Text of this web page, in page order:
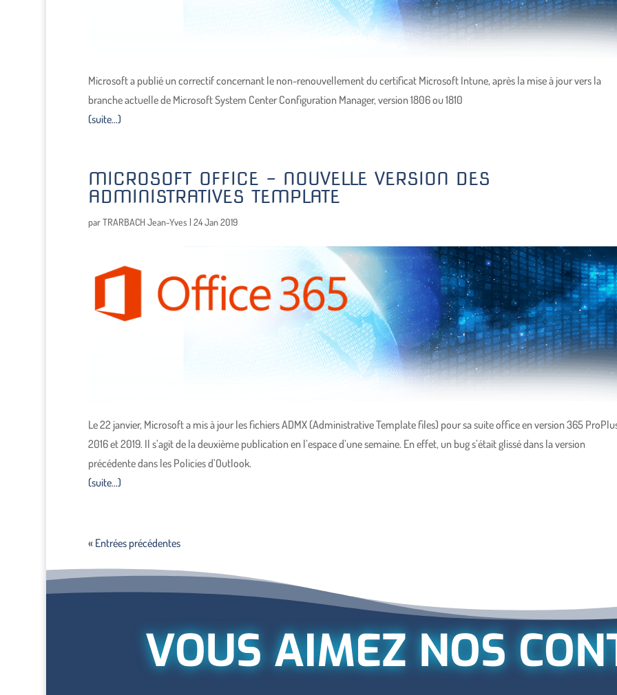
Microsoft a publié un correctif concernant le non-renouvellement du certificat Microsoft Intune, après la mise à jour vers la
branche actuelle de Microsoft System Center Configuration Manager, version 1806 ou 1810
(suite…)
MICROSOFT OFFICE – NOUVELLE VERSION DES
ADMINISTRATIVES TEMPLATE
parTRARBACH Jean-Yves | 24 Jan 2019
Le 22 janvier, Microsoft a mis à jour les fichiers ADMX (Administrative Template files) pour sa suite office en version 365
2016 et 2019. Il s’agit de la deuxième publication en l’espace d’une semaine. En effet, un bug s’était glissé dans la version
précédente dans les Policies d’Outlook.
(suite…)
« Entrées précédentes
VOUS AIMEZ NOS